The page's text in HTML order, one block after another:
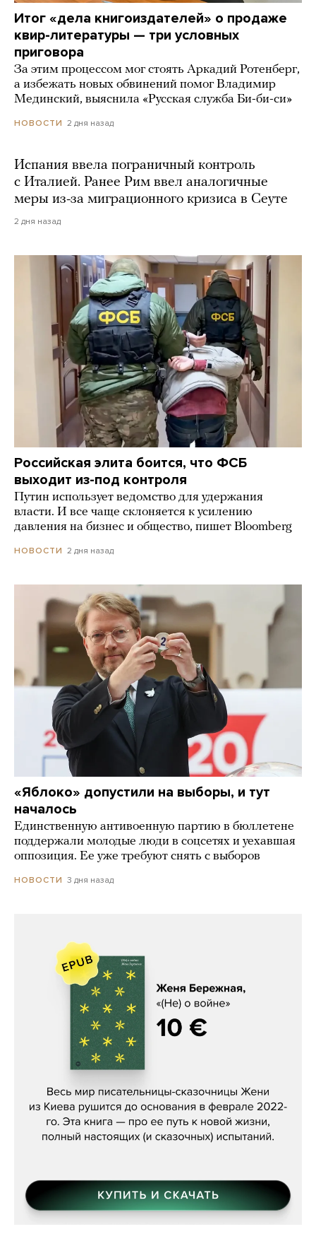
Итог «дела книгоиздателей» о продаже
квир-литературы — три условных
приговора
За этим процессом мог стоять Аркадий Ротенберг,
а избежать новых обвинений помог Владимир
Мединский, выяснила «Русская служба Би-би-си»
НОВОСТИ 2 дня назад
Испания ввела пограничный контроль
с Италией. Ранее Рим ввел аналогичные
меры из-за миграционного кризиса в Сеуте
2 дня назад
Российская элита боится, что ФСБ
выходит из-под контроля
Путин использует ведомство для удержания
власти. И все чаще склоняется к усилению
давления на бизнес и общество, пишет Bloomberg
НОВОСТИ 2 дня назад
«Яблоко» допустили на выборы, и тут
началось
Единственную антивоенную партию в бюллетене
поддержали молодые люди в соцсетях и уехавшая
оппозиция. Ее уже требуют снять с выборов
НОВОСТИ 3 дня назад
Женя Бережная, «(Не) о войне»